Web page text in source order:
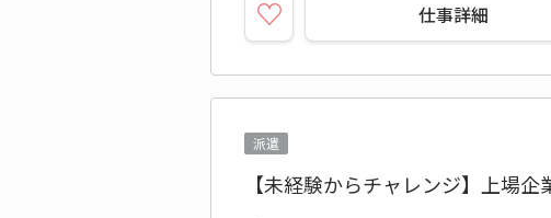
仕事詳細
派遣
【未経験からチャレンジ】上場